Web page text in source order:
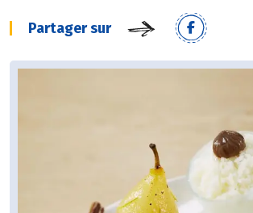
Partager sur